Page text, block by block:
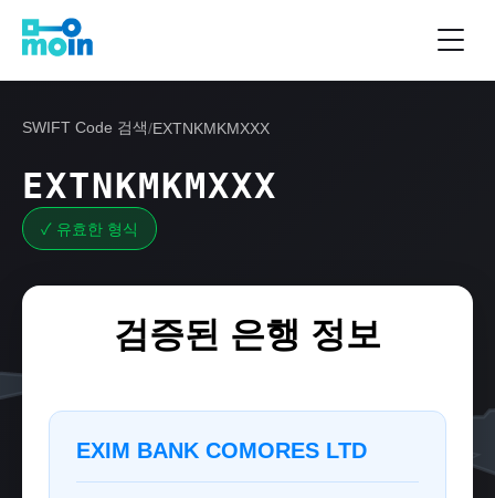
SWIFT Code 검색/EXTNKMKMXXX
EXTNKMKMXXX
✓ 유효한 형식
검증된 은행 정보
EXIM BANK COMORES LTD